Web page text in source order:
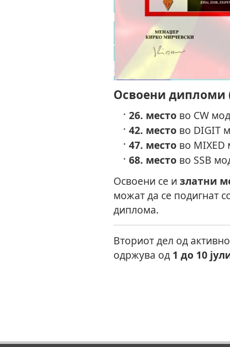
Освоени дипломи
26. место во CW
42. место во DIGIT
47. место во MIXED
68. место во SSB
Освоени се и златни
можат да се подигнат
диплома.
Вториот дел од
одржува од 1 до 10